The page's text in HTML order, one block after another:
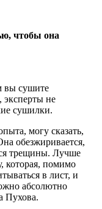
чтобы она
вы сушите
не
сушилки.
могу сказать,
обезжиривается,
трещины. Лучше
которая, помимо
в лист, и
абсолютно
Пухова.